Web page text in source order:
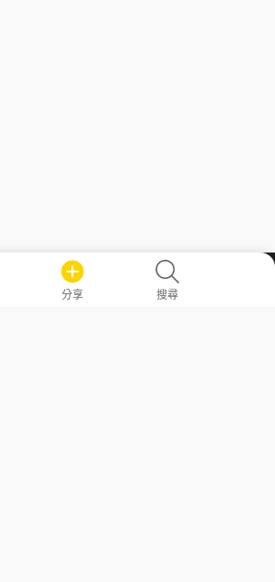
職場透明化運動
分享 搜尋